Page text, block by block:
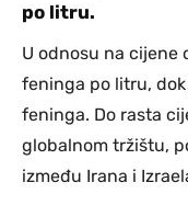
po litru.
U odnosu na cijene
feninga po litru, dok
feninga. Do rasta
globalnom tržištu,
između Irana i